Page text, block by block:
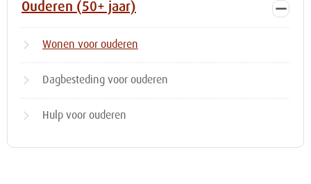
Ouderen (50+ jaar)
Wonen voor ouderen
Dagbesteding voor ouderen
Hulp voor ouderen